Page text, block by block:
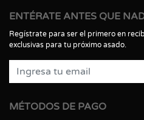
ENTÉRATE ANTES QUE
Regístrate para ser el primero en
exclusivas para tu próximo asado.
MÉTODOS DE PAGO